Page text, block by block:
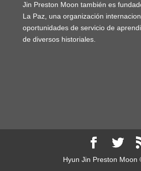
Jin Preston Moon también es
La Paz, una organización
oportunidades de servicio de
de diversos historiales.
Hyun Jin Preston Moon